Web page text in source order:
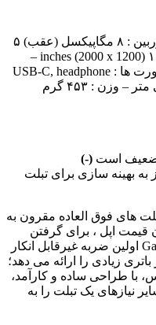
پردازنده : Samsung Exynos 9610 – دوربین : ۸ مگاپیکسل (عقب) ۵
مگاپیکسل (جلو) – صفحه نمایش : ۱۰٫۴ inches (2000 x 1200) –
حافظه داخلی : ۶۴GB – رم : ۴GB – پورت ها : USB-C, headphone
ضعیف است (-)
به بهینه سازی برای تبلت
های فوق العاده مقرون به
قیمت اپل ، برای گرفتن
جای خود می جنگد و Galaxy Tab S6 Lite اولین ضربه غیرقابل انکار
زیادی را ارائه می دهد؛
با طراحی ساده و کارآمد،
یک تبلت را به